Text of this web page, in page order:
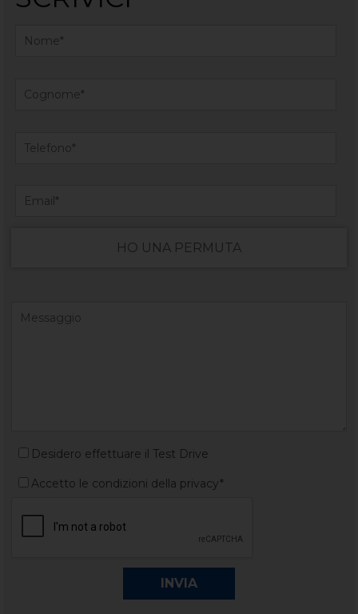
HO UNA PERMUTA
Desidero effettuare il Test Drive
Accetto le condizioni della privacy*